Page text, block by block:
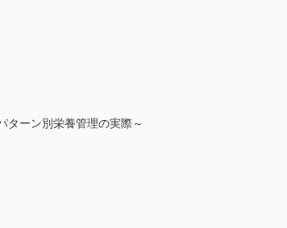
ターン別栄養管理の実際～